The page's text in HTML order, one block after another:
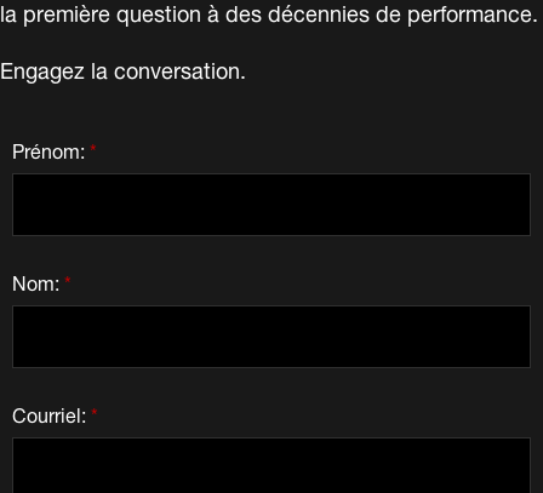
la première question à des décennies de performance.
Engagez la conversation.
*
Prénom:
*
Nom:
*
Courriel: